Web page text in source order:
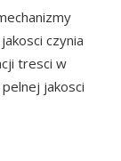
czynia
tresci w
jakosci